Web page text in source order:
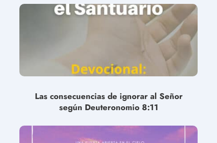
Las consecuencias de ignorar al Señor
según Deuteronomio 8:11